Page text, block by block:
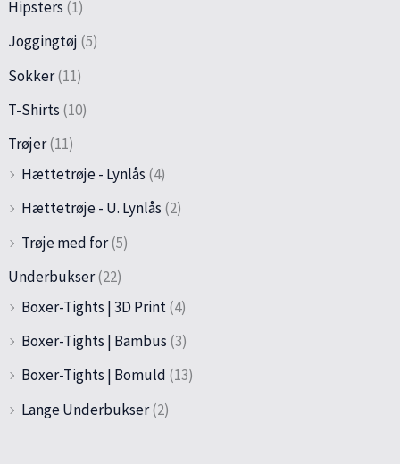
Hipsters (1)
Joggingtøj (5)
Sokker(11)
T-Shirts (10)
Trøjer(11)
Hættetrøje - Lynlås (4)
Hættetrøje - U. Lynlås (2)
Trøje med for(5)
Underbukser(22)
Boxer-Tights | 3D Print(4)
Boxer-Tights | Bambus (3)
Boxer-Tights | Bomuld (13)
Lange Underbukser(2)